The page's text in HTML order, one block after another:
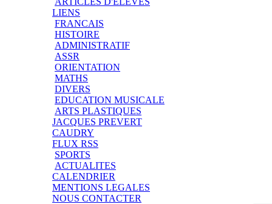
LIENS
FRANCAIS
HISTOIRE
ADMINISTRATIF
ASSR
ORIENTATION
MATHS
DIVERS
EDUCATION MUSICALE
ARTS PLASTIQUES
JACQUES PREVERT
CAUDRY
FLUX RSS
SPORTS
ACTUALITES
CALENDRIER
MENTIONS LEGALES
NOUS CONTACTER